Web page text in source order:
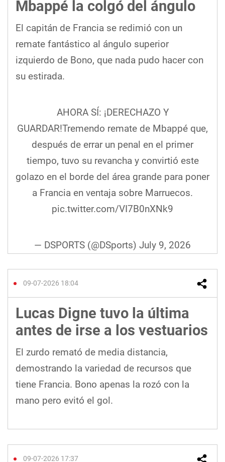
Mbappé la colgó del ángulo
El capitán de Francia se redimió con un
remate fantástico al ángulo superior
izquierdo de Bono, que nada pudo hacer con
su estirada.
AHORA SÍ: ¡DERECHAZO Y
GUARDAR!Tremendo remate de Mbappé que,
después de errar un penal en el primer
tiempo, tuvo su revancha y convirtió este
golazo en el borde del área grande para poner
a Francia en ventaja sobre Marruecos.
pic.twitter.com/VI7B0nXNk9
— DSPORTS (@DSports) July 9, 2026
09-07-2026 18:04
Lucas Digne tuvo la última
antes de irse a los vestuarios
El zurdo remató de media distancia,
demostrando la variedad de recursos que
tiene Francia. Bono apenas la rozó con la
mano pero evitó el gol.
09-07-2026 17:37